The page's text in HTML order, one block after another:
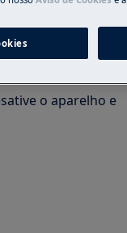
o aparelho e